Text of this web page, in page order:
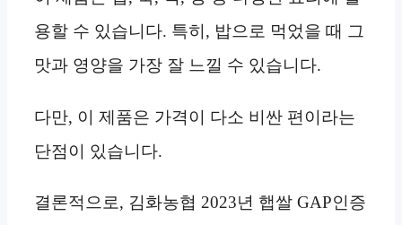
용할 수 있습니다. 특히, 밥으로 먹었을 때 그
맛과 영양을 가장 잘 느낄 수 있습니다.
다만, 이 제품은 가격이 다소 비싼 편이라는
단점이 있습니다.
결론적으로, 김화농협 2023년 햅쌀 GAP인증